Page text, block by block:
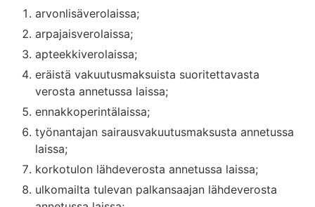
arvonlisäverolaissa;
arpajaisverolaissa;
apteekkiverolaissa;
eräistä vakuutusmaksuista suoritettavasta
verosta annetussa laissa;
ennakkoperintälaissa;
työnantajan sairausvakuutusmaksusta annetussa
laissa;
korkotulon lähdeverosta annetussa laissa;
ulkomailta tulevan palkansaajan lähdeverosta